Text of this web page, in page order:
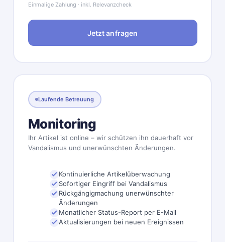
Einmalige Zahlung · inkl. Relevanzcheck
Jetzt anfragen
Laufende Betreuung
Monitoring
Ihr Artikel ist online – wir schützen ihn dauerhaft vor
Vandalismus und unerwünschten Änderungen.
Kontinuierliche Artikelüberwachung
Sofortiger Eingriff bei Vandalismus
Rückgängigmachung unerwünschter
Änderungen
Monatlicher Status-Report per E-Mail
Aktualisierungen bei neuen Ereignissen